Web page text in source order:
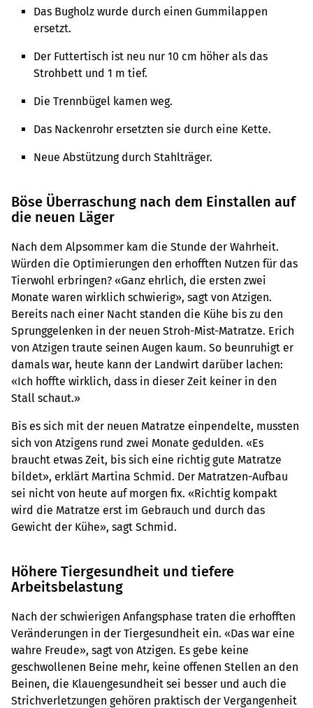
Das Bugholz wurde durch einen Gummilappen
ersetzt.
Der Futtertisch ist neu nur 10 cm höher als das
Strohbett und 1 m tief.
Die Trennbügel kamen weg.
Das Nackenrohr ersetzten sie durch eine Kette.
Neue Abstützung durch Stahlträger.
Böse Überraschung nach dem Einstallen auf
die neuen Läger
Nach dem Alpsommer kam die Stunde der Wahrheit.
Würden die Optimierungen den erhofften Nutzen für das
Tierwohl erbringen? «Ganz ehrlich, die ersten zwei
Monate waren wirklich schwierig», sagt von Atzigen.
Bereits nach einer Nacht standen die Kühe bis zu den
Sprunggelenken in der neuen Stroh-Mist-Matratze. Erich
von Atzigen traute seinen Augen kaum. So beunruhigt er
damals war, heute kann der Landwirt darüber lachen:
«Ich hoffte wirklich, dass in dieser Zeit keiner in den
Stall schaut.»
Bis es sich mit der neuen Matratze einpendelte, mussten
sich von Atzigens rund zwei Monate gedulden. «Es
braucht etwas Zeit, bis sich eine richtig gute Matratze
bildet», erklärt Martina Schmid. Der Matratzen-Aufbau
sei nicht von heute auf morgen fix. «Richtig kompakt
wird die Matratze erst im Gebrauch und durch das
Gewicht der Kühe», sagt Schmid.
Höhere Tiergesundheit und tiefere
Arbeitsbelastung
Nach der schwierigen Anfangsphase traten die erhofften
Veränderungen in der Tiergesundheit ein. «Das war eine
wahre Freude», sagt von Atzigen. Es gebe keine
geschwollenen Beine mehr, keine offenen Stellen an den
Beinen, die Klauengesundheit sei besser und auch die
Strichverletzungen gehören praktisch der Vergangenheit